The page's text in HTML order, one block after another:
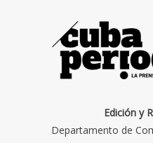
Edición y
Departamento de